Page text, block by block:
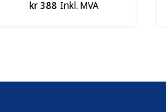
kr 388 Inkl. MVA